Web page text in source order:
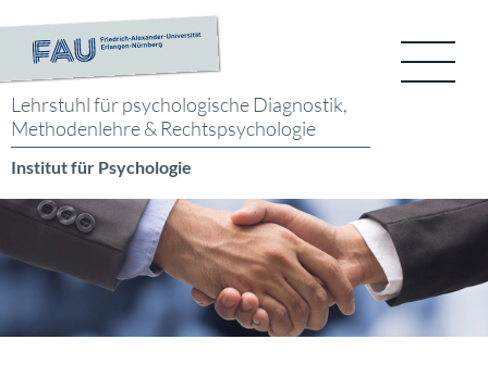
Lehrstuhl für psychologische Diagnostik,
Methodenlehre& Rechtspsychologie
Institut für Psychologie